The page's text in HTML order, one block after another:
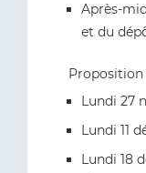
Après-
et du
Proposition
Lundi 27
Lundi 11
Lundi 18